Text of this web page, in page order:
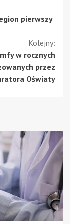
pierwszy
Kolejny:
w rocznych
przez
Oświaty